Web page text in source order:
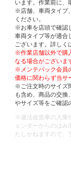
います。作業前に、
※店舗、車両タイプ
ください。
※お車を店頭で確認
車両タイプ等が適合
ございます。詳しく
※作業店舗以外で購
なる場合がございま
※メンテパック会員
価格に関わらず当サ
※ご注文時のサイズ
も含め、商品の交換
やサイズ等をご確認
※違法改造車の入庫
ェンダーからのは
たしかねますので、